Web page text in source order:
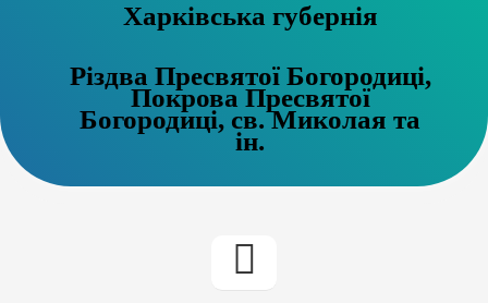
Харківська губернія
Різдва Пресвятої Богородиці,
Покрова Пресвятої
Богородиці, св. Миколая та
ін.